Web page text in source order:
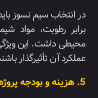
در انتخاب سیم نسوز
محیطی داشت. این
عملکرد آن تأثیرگذار
5. هزینه و بودجه پروژه